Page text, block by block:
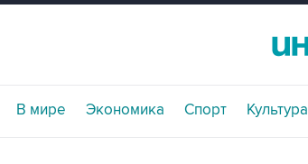
В мире Экономика Спорт Культура